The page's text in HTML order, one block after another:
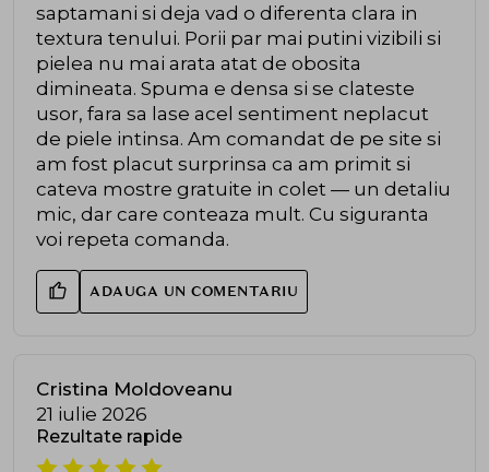
saptamani si deja vad o diferenta clara in
textura tenului. Porii par mai putini vizibili si
pielea nu mai arata atat de obosita
dimineata. Spuma e densa si se clateste
usor, fara sa lase acel sentiment neplacut
de piele intinsa. Am comandat de pe site si
am fost placut surprinsa ca am primit si
cateva mostre gratuite in colet — un detaliu
mic, dar care conteaza mult. Cu siguranta
voi repeta comanda.
ADAUGA UN COMENTARIU
Cristina Moldoveanu
21 iulie 2026
Rezultate rapide